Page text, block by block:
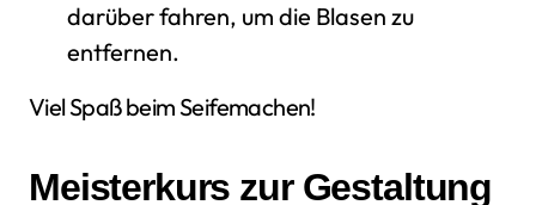
darüber fahren, um die Blasen zu
entfernen.
Viel Spaß beim Seifemachen!
Meisterkurs zur Gestaltung